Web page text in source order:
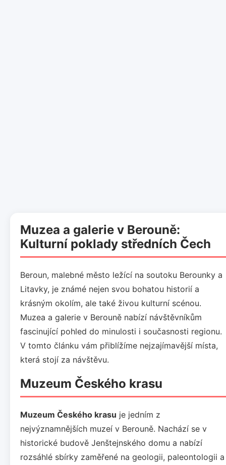
Muzea a galerie v Berouně:
Kulturní poklady středních Čech
Beroun, malebné město ležící na soutoku Berounky a
Litavky, je známé nejen svou bohatou historií a
krásným okolím, ale také živou kulturní scénou.
Muzea a galerie v Berouně nabízí návštěvníkům
fascinující pohled do minulosti i současnosti regionu.
V tomto článku vám přiblížíme nejzajímavější místa,
která stojí za návštěvu.
Muzeum Českého krasu
Muzeum Českého krasu je jedním z
nejvýznamnějších muzeí v Berouně. Nachází se v
historické budově Jenštejnského domu a nabízí
rozsáhlé sbírky zaměřené na geologii, paleontologii a